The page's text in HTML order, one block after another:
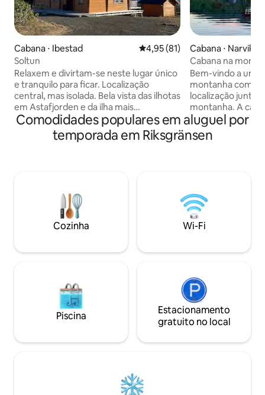
Cabana ⋅ Ibestad 4,95 de uma avaliação média
4,95 (81)
Soltun
Relaxem e divirtam-se neste lugar único
e tranquilo para ficar. Localização
central, mas isolada. Bela vista das ilhotas
em Astafjorden e da ilha mais
montanhosa do norte da Europa,
Andørja. Sol da meia-noite no verão e
aurora boreal no inverno. Deck grande.
com boas oportunidades para praticar
SUP. Ótimas oportunidades de
caminhada e pesca ao longo e no mar e
na serra na ilha mais rica em água da
próxima. Internet. Apple TV.
Cabana ⋅ Narvik
Cabana na
sauna e barco
Bem-vindo a uma
montanha com
localização junto
montanha. A
elétrica ou água,
um sistema de
com geladeira a
quarto, sauna e
chuveiro é
sauna. A cabana é mais adequada para
2–4 pessoas que
na montanha.
Comodidades populares em aluguel por
temporada em Riksgränsen
Cozinha Wi-Fi
Piscina
Estacionamento
gratuito no local